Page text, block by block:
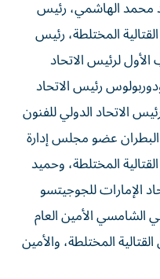
محمد الهاشمي، رئيس
المختلطة، رئيس
لرئيس الاتحاد
رئيس الاتحاد
الاتحاد الدولي للفنون
البطران عضو مجلس إدارة
المختلطة، وحميد
الإمارات للجوجيتسو
الشامسي الأمين العام
المختلطة، والأمين